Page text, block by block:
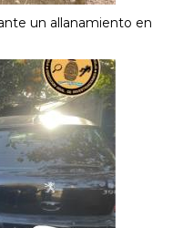
un allanamiento en